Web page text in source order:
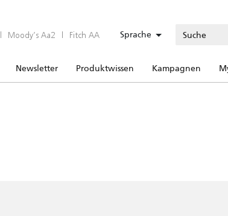
| Moody’s Aa2 | Fitch AA Sprache
Newsletter Produktwissen Kampagnen